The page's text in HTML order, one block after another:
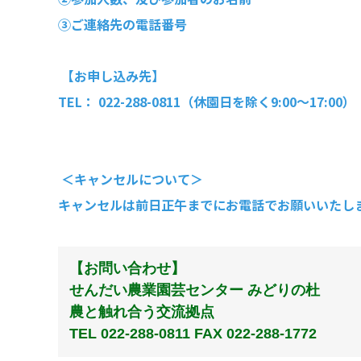
③ご連絡先の電話番号
【お申し込み先】
TEL： 022-288-0811（休園日を除く9:00～17:00）
＜キャンセルについて＞
キャンセルは前日正午までにお電話でお願いいたし
【お問い合わせ】
せんだい農業園芸センター みどりの杜
農と触れ合う交流拠点
TEL 022-288-0811 FAX 022-288-1772